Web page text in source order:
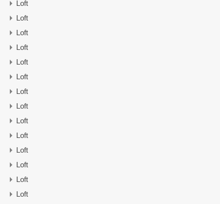
Loft
Loft
Loft
Loft
Loft
Loft
Loft
Loft
Loft
Loft
Loft
Loft
Loft
Loft